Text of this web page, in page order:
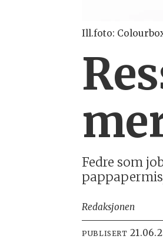
Ill.foto:
Fedre som
Redaksjonen
PUBLISERT